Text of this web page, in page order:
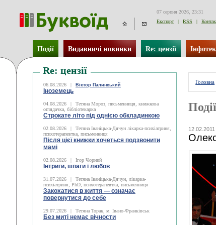
07 серпня 2026, 23:31
Експорт
| RSS |
Події Видавничі новинки Re: цензії
Re: цензії
06.08.2026 | Віктор Палинський
Іноземець
04.08.2026 |
Тетяна Мороз, письменниця, книжкова
оглядачка, бібліотекарка
Строкате літо під однією обкладинкою
02.08.2026 |
Тетяна Іваніцька-Дячун лікарка-психіатриня,
психотерапевтка, письменниця
Після цієї книжки хочеться подзвонити
мамі
02.08.2026 | Ігор Чорний
Інтриги, шпаги і любов
31.07.2026 |
Тетяна Іваніцька-Дячун, лікарка-
психіатриня, PhD, психотерапевтка, письменниця
Закохатися в життя — означає
повернутися до себе
29.07.2026 | Тетяна Торак, м. Івано-Франківськ
Без миті немає вічности
Головна
Події
12.02.2011